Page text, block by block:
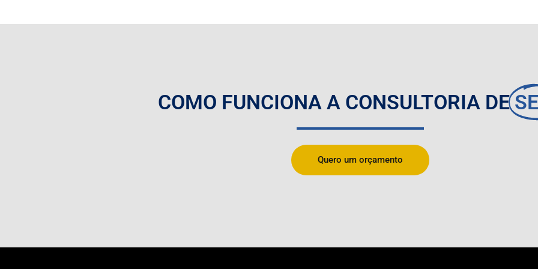
COMO FUNCIONA A CONSULTORIA DE
Quero um orçamento